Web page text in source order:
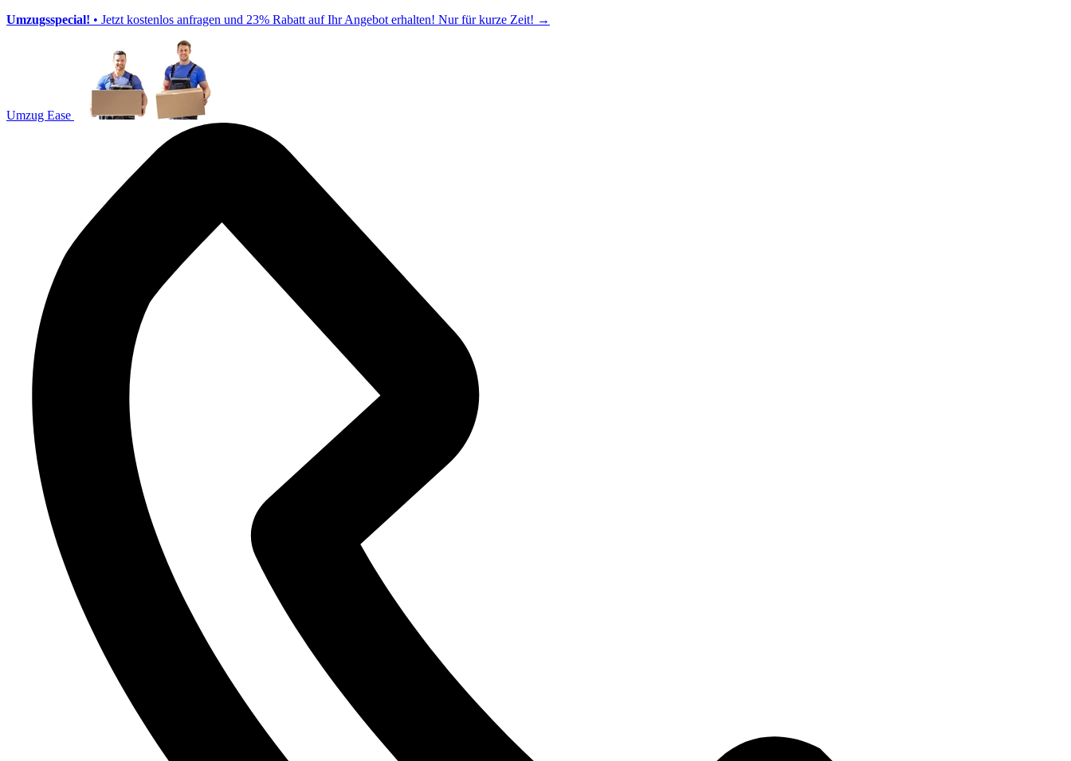
Umzugsspecial! • Jetzt kostenlos anfragen und 23% Rabatt auf Ihr Angebot erhalten! Nur für kurze Zeit! →
Umzug Ease